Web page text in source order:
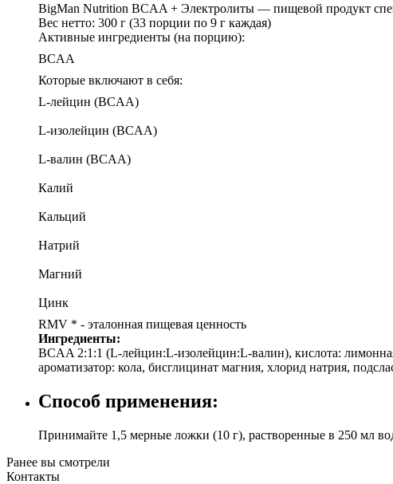
BigMan Nutrition BCAA + Электролиты — пищевой продукт
Вес нетто: 300 г (33 порции по 9 г каждая)
Активные ингредиенты (на порцию):
BCAA
Которые включают в себя:
L-лейцин (BCAA)
L-изолейцин (BCAA)
L-валин (BCAA)
Калий
Кальций
Натрий
Магний
Цинк
RMV * - эталонная пищевая ценность
Ингредиенты:
BCAA 2:1:1 (L-лейцин:L-изолейцин:L-валин), кислота:
ароматизатор: кола, бисглицинат магния, хлорид натрия,
Способ применения:
Принимайте 1,5 мерные ложки (10 г), растворенные в 250 мл
Ранее вы смотрели
Контакты